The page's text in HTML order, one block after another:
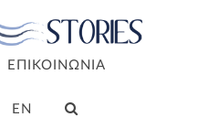
ΕΠΙΚΟΙΝΩΝΙΑ
EN